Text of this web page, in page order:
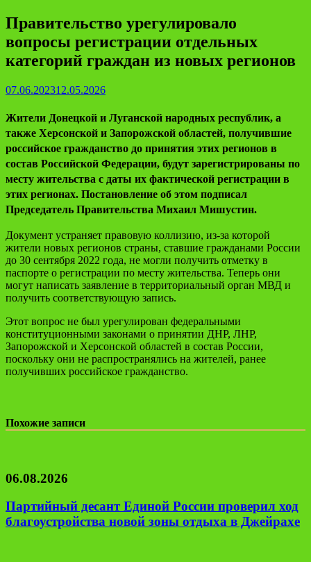
Правительство урегулировало
вопросы регистрации отдельных
категорий граждан из новых регионов
07.06.202312.05.2026
Жители Донецкой и Луганской народных республик, а
также Херсонской и Запорожской областей, получившие
российское гражданство до принятия этих регионов в
состав Российской Федерации, будут зарегистрированы по
месту жительства с даты их фактической регистрации в
этих регионах. Постановление об этом подписал
Председатель Правительства Михаил Мишустин.
Документ устраняет правовую коллизию, из-за которой
жители новых регионов страны, ставшие гражданами России
до 30 сентября 2022 года, не могли получить отметку в
паспорте о регистрации по месту жительства. Теперь они
могут написать заявление в территориальный орган МВД и
получить соответствующую запись.
Этот вопрос не был урегулирован федеральными
конституционными законами о принятии ДНР, ЛНР,
Запорожской и Херсонской областей в состав России,
поскольку они не распространялись на жителей, ранее
получивших российское гражданство.
Похожие записи
06.08.2026
Партийный десант Единой России проверил ход
благоустройства новой зоны отдыха в Джейрахе